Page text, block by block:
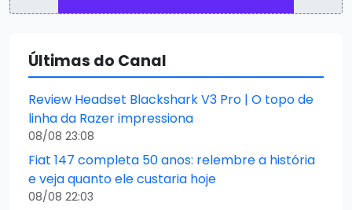
Últimas do Canal
Review Headset Blackshark V3 Pro | O topo de
linha da Razer impressiona
08/08 23:08
Fiat 147 completa 50 anos: relembre a história
e veja quanto ele custaria hoje
08/08 22:03